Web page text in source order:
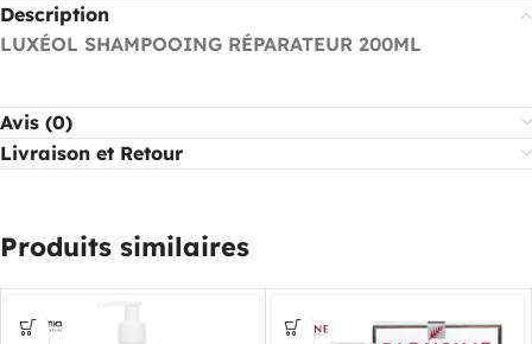
Description
LUXÉOL SHAMPOOING RÉPARATEUR 200ML
Avis (0)
Livraison et Retour
Produits similaires